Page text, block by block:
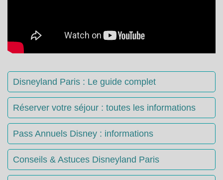
Disneyland Paris : Le guide complet
Réserver votre séjour : toutes les informations
Pass Annuels Disney : informations
Conseils & Astuces Disneyland Paris